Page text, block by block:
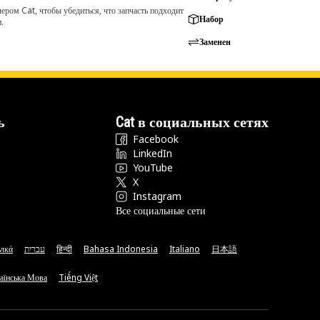
Cat, чтобы убедиться, что запчасть подходит
Набор
Заменен
Cat в социальных сетях
Facebook
LinkedIn
YouTube
X
Instagram
Все социальные сети
עברית हिन्दी Bahasa Indonesia Italiano 日本語
Мова Tiếng Việt